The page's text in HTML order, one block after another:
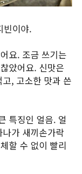
빈이야.
요. 조금 쓰기는
았어요. 신맛은
, 고소한 맛과 쓴
특징인 얼음. 얼
가 새끼손가락
할 수 없이 빨리